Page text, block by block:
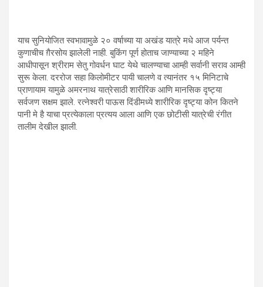
याच सुनियोजित स्वभावामुळे २० वर्षाच्या या अखंड यात्रे मधे आज पर्यन्त
कुणाचीच ग़ैरसोय झालेली नाही. बुकिंग पूर्ण होताच जाण्याच्या २ महिने
आधीपासून श्रीराम सेतु गोवर्धन घाट येथे चालण्याचा आम्ही सर्वानी सराव आम्ही
सुरू केला. दररोज सहा किलोमीटर पायी चालणे व त्यानंतर १५ मिनिटाचे
प्राणायाम यामुळे अमरनाथ यात्रेसाठी शारीरिक आणि मानसिक दृष्ट्या
सर्वजण सक्षम झाले. रत्नेश्वरी पाऊस दिंडीमध्ये शारीरिक दृष्ट्या कोन कितने
पानी मे है याचा प्रत्येकाला प्रत्यय आला आणि एक छोटीसी यात्रेची रंगीत
तालीम देखील झाली.